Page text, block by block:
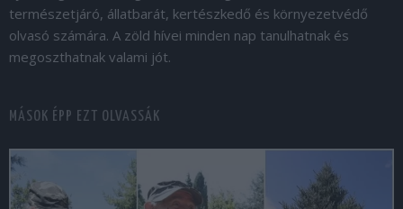
természetjáró, állatbarát, kertészkedő és környezetvédő
olvasó számára. A zöld hívei minden nap tanulhatnak és
megoszthatnak valami jót.
MÁSOK ÉPP EZT OLVASSÁK